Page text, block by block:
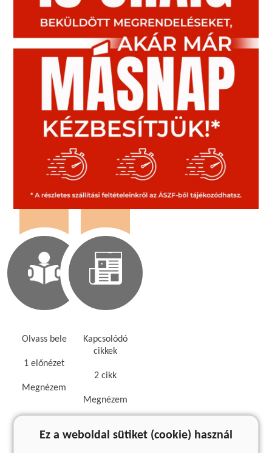
Olvass bele
1 előnézet
Megnézem
Kapcsolódó
cikkek
2 cikk
Megnézem
Kedvcsináló
Ez a weboldal sütiket (cookie) használ